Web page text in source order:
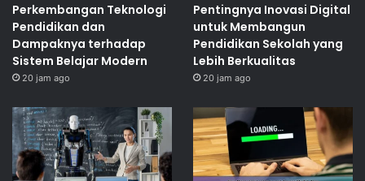
Perkembangan Teknologi
Pendidikan dan
Dampaknya terhadap
Sistem Belajar Modern
20 jam ago
Pentingnya Inovasi Digital
untuk Membangun
Pendidikan Sekolah yang
Lebih Berkualitas
20 jam ago